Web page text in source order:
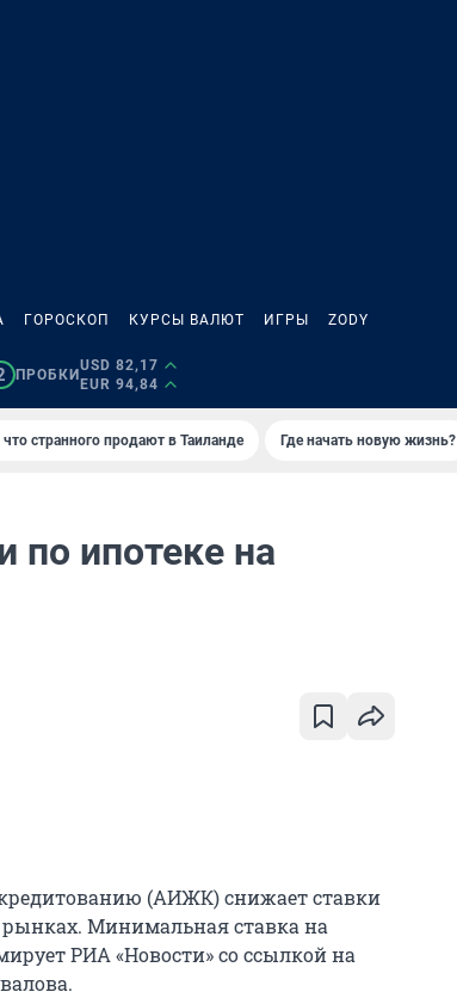
ГОРОСКОП КУРСЫ ВАЛЮТ ИГРЫ ZODY
ПРОБКИ
USD 82,17
EUR 94,84
странного продают в Таиланде Где начать новую жизнь?
ипотеке на
(АИЖК) снижает ставки
Минимальная ставка на
РИА «Новости» со ссылкой на